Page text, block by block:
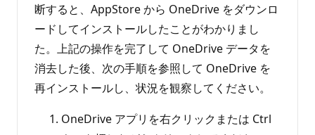
断すると、AppStore から OneDrive をダウンロ
ードしてインストールしたことがわかりまし
た。上記の操作を完了して OneDrive データを
消去した後、次の手順を参照して OneDrive を
再インストールし、状況を観察してください。
OneDrive アプリを右クリックまたは Ctrl